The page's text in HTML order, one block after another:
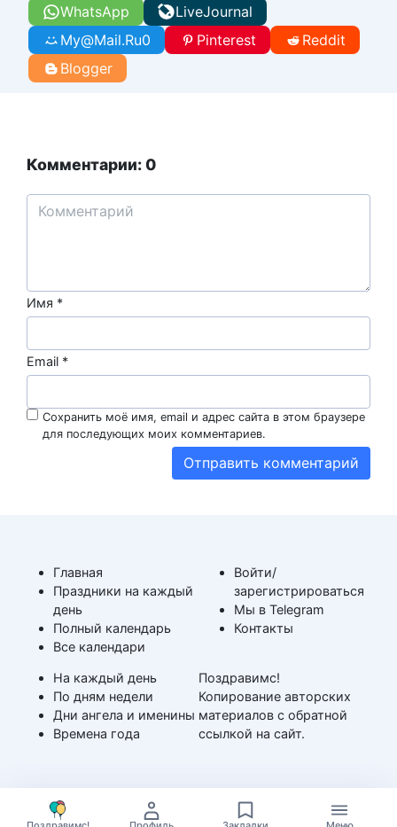
WhatsApp
LiveJournal
My@Mail.Ru0 Pinterest
Reddit
Blogger
Комментарии: 0
Имя *
Email *
Сохранить моё имя, email и адрес сайта в этом браузере
для последующих моих комментариев.
Главная
Праздники на каждый
день
Полный календарь
Все календари
На каждый день
По дням недели
Дни ангела и именины
Времена года
Войти/
зарегистрироваться
Мы в Telegram
Контакты
Поздравимс!
Копирование авторских
материалов с обратной
ссылкой на сайт.